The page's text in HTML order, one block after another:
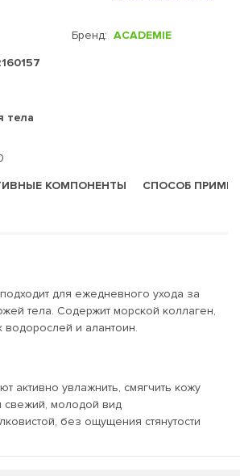
Бренд: ACADEMIE
тела
КОМПОНЕНТЫ СПОСОБ
для ежедневного ухода за
тела. Содержит морской коллаген,
водорослей и алантоин.
активно увлажнить, смягчить кожу
свежий, молодой вид
без ощущения стянутости